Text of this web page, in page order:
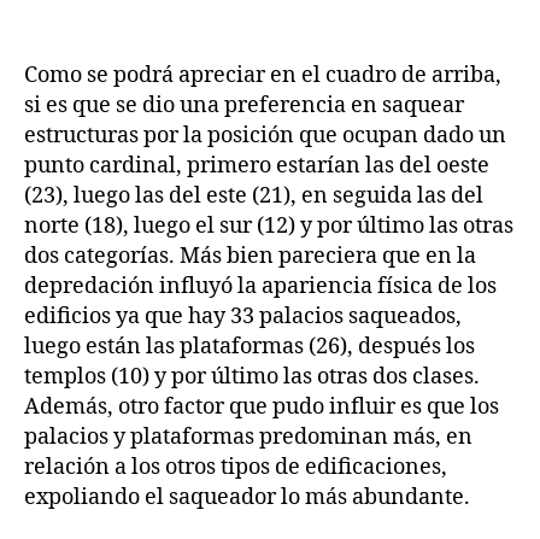
Como se podrá apreciar en el cuadro de arriba,
si es que se dio una preferencia en saquear
estructuras por la posición que ocupan dado un
punto cardinal, primero estarían las del oeste
(23), luego las del este (21), en seguida las del
norte (18), luego el sur (12) y por último las otras
dos categorías. Más bien pareciera que en la
depredación influyó la apariencia física de los
edificios ya que hay 33 palacios saqueados,
luego están las plataformas (26), después los
templos (10) y por último las otras dos clases.
Además, otro factor que pudo influir es que los
palacios y plataformas predominan más, en
relación a los otros tipos de edificaciones,
expoliando el saqueador lo más abundante.